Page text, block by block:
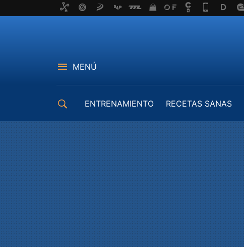
MENÚ
ENTRENAMIENTO RECETAS SANAS